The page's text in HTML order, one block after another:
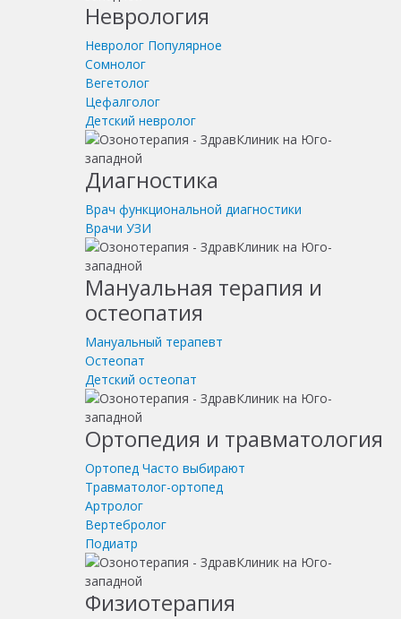
Неврология
Невролог Популярное
Сомнолог
Вегетолог
Цефалголог
Детский невролог
Диагностика
Врач функциональной диагностики
Врачи УЗИ
Мануальная терапия и
остеопатия
Мануальный терапевт
Остеопат
Детский остеопат
Ортопедия и травматология
Ортопед Часто выбирают
Травматолог-ортопед
Артролог
Вертебролог
Подиатр
Физиотерапия